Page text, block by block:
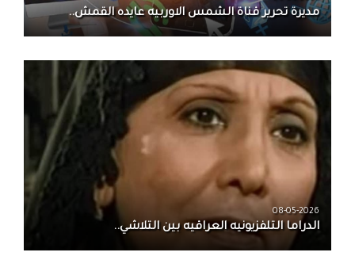
مديرة تحرير قناة الشمس الاوربيه عايده القمش..
08-05-2026
الدراما التلفزيونيه العراقيه بين التلاشي..